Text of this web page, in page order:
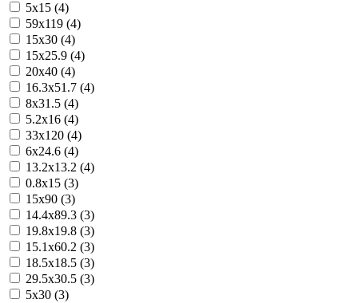
5x15 (4)
59x119 (4)
15x30 (4)
15x25.9 (4)
20x40 (4)
16.3x51.7 (4)
8x31.5 (4)
5.2x16 (4)
33x120 (4)
6x24.6 (4)
13.2x13.2 (4)
0.8x15 (3)
15x90 (3)
14.4x89.3 (3)
19.8x19.8 (3)
15.1x60.2 (3)
18.5x18.5 (3)
29.5x30.5 (3)
5x30 (3)